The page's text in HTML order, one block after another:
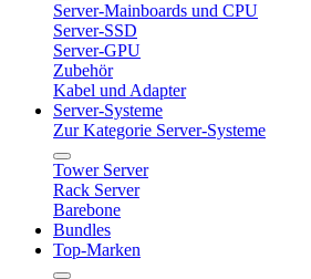
Server-Mainboards und CPU
Server-SSD
Server-GPU
Zubehör
Kabel und Adapter
Server-Systeme
Zur Kategorie Server-Systeme
Tower Server
Rack Server
Barebone
Bundles
Top-Marken